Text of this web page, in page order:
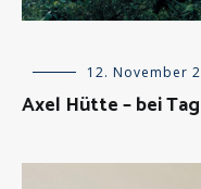
Allgemein ,
über
Künstlerportäts
12. November
Axel Hütte – bei